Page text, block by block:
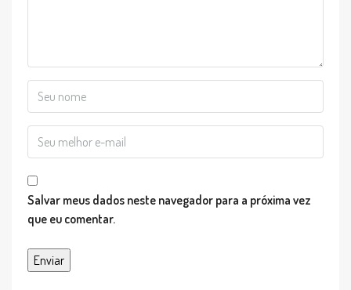
Salvar meus dados neste navegador para a próxima vez
que eu comentar.